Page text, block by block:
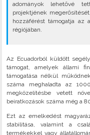
adományok lehetővé
projektjének
hozzáférést támogatja az
régiójában.
Az Ecuadorból küldött
támogat, amelyek állami
támogatása nélkül
száma meghaladta az
megközelítésbe vetett
beiratkozások száma még a
Ezt az emelkedést
stabilitása, valamint a
termékekkel vagy